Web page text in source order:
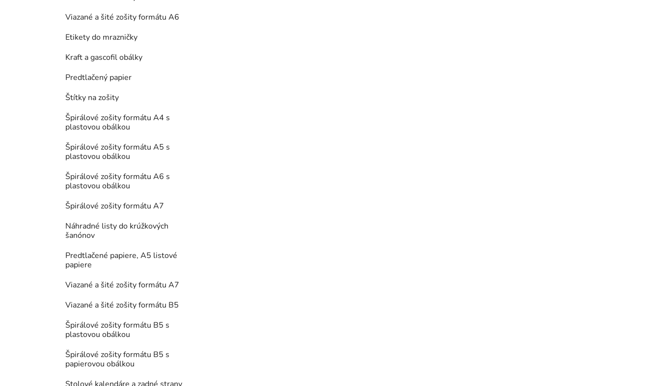
Viazané a šité zošity formátu A6
Etikety do mrazničky
Kraft a gascofil obálky
Predtlačený papier
Štítky na zošity
Špirálové zošity formátu A4 s
plastovou obálkou
Špirálové zošity formátu A5 s
plastovou obálkou
Špirálové zošity formátu A6 s
plastovou obálkou
Špirálové zošity formátu A7
Náhradné listy do krúžkových
šanónov
Predtlačené papiere, A5 listové
papiere
Viazané a šité zošity formátu A7
Viazané a šité zošity formátu B5
Špirálové zošity formátu B5 s
plastovou obálkou
Špirálové zošity formátu B5 s
papierovou obálkou